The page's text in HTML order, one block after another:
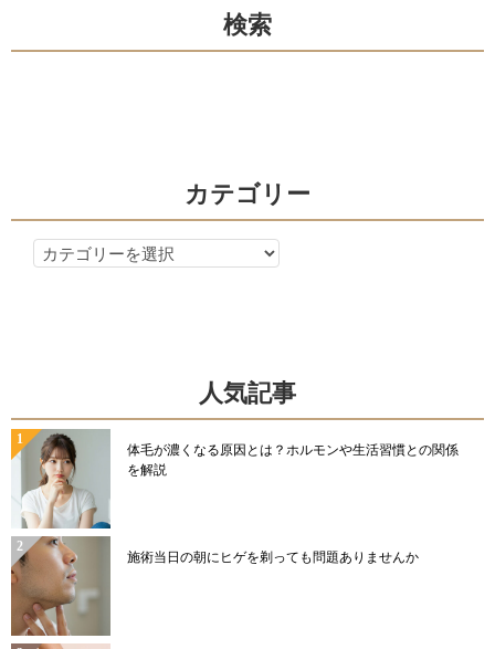
検索
カテゴリー
カ
人気記事
体毛が濃くなる原因とは？ホルモンや生活習慣との関係
を解説
施術当日の朝にヒゲを剃っても問題ありませんか